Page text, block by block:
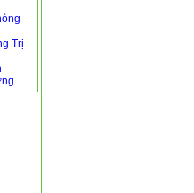
Trị